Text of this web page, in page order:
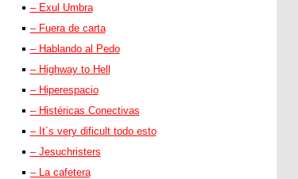
– Exul Umbra
– Fuera de carta
– Hablando al Pedo
– Highway to Hell
– Hiperespacio
– Histéricas Conectivas
– It´s very dificult todo esto
– Jesuchristers
– La cafetera